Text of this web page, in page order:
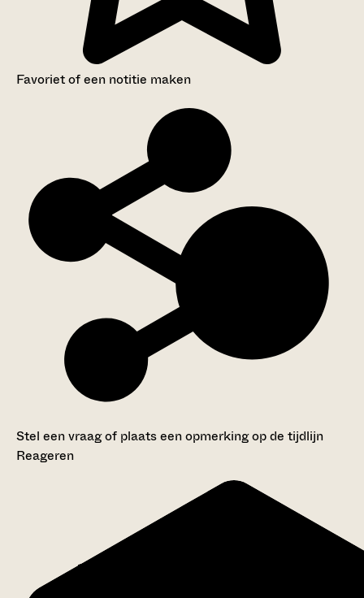
Favoriet of een notitie maken
Stel een vraag of plaats een opmerking op de tijdlijn
Reageren